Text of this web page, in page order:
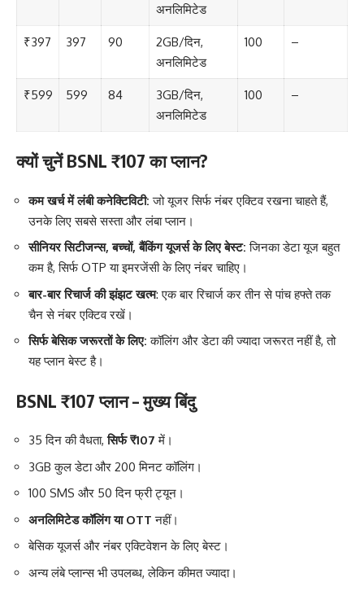
अनलिमिटेड
₹397 397 90
2GB/दिन,
अनलिमिटेड
100 –
₹599 599 84
3GB/दिन,
अनलिमिटेड
100 –
क्यों चुनें BSNL ₹107 का प्लान?
कम खर्च में लंबी कनेक्टिविटी:जो यूजर सिर्फ नंबर एक्टिव रखना चाहते हैं,
उनके लिए सबसे सस्ता और लंबा प्लान।
सीनियर सिटीजन्स, बच्चों, बैंकिंग यूजर्स के लिए बेस्ट:जिनका डेटा यूज बहुत
कम है, सिर्फ OTP या इमरजेंसी के लिए नंबर चाहिए।
बार-बार रिचार्ज की झंझट खत्म: एक बार रिचार्ज कर तीन से पांच हफ्ते तक
चैन से नंबर एक्टिव रखें।
सिर्फ बेसिक जरूरतों के लिए:कॉलिंग और डेटा की ज्यादा जरूरत नहीं है, तो
यह प्लान बेस्ट है।
BSNL ₹107 प्लान – मुख्य बिंदु
35 दिन की वैधता,सिर्फ ₹107में।
3GB कुल डेटा और 200 मिनट कॉलिंग।
100 SMS और 50 दिन फ्री ट्यून।
अनलिमिटेड कॉलिंग या OTTनहीं।
बेसिक यूजर्स और नंबर एक्टिवेशन के लिए बेस्ट।
अन्य लंबे प्लान्स भी उपलब्ध, लेकिन कीमत ज्यादा।